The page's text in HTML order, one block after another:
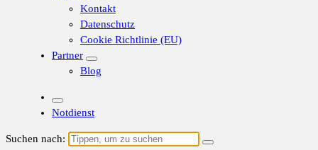
Kontakt
Datenschutz
Cookie Richtlinie (EU)
Partner
Blog
Notdienst
Suchen nach: